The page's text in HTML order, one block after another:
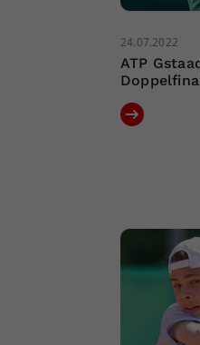
24.07.2022
ATP